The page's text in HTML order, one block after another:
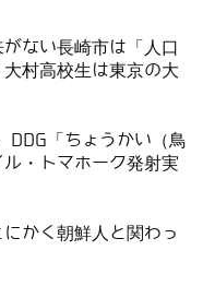
がない長崎市は「人口
村高校生は東京の大
「ちょうかい（鳥
・トマホーク発射実
かく朝鮮人と関わっ